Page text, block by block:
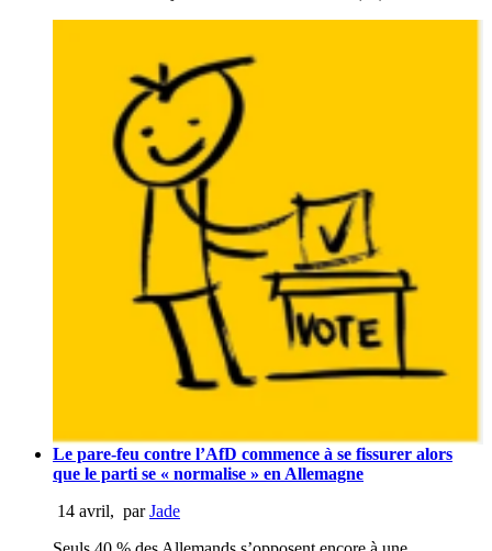
Le pare-feu contre l’AfD commence à se fissurer alors
que le parti se « normalise » en Allemagne
14 avril, parJade